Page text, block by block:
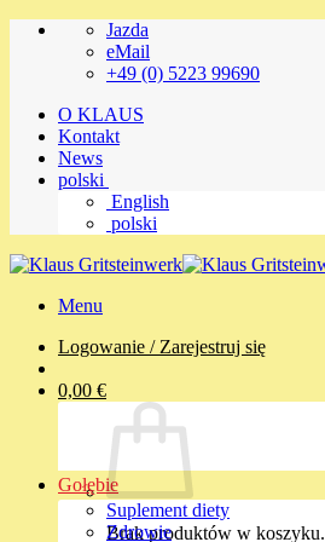
Przewiń
zawartości
Jazda
eMail
+49 (0) 5223 99690
O KLAUS
Kontakt
News
polski
English
polski
Menu
Logowanie / Zarejestruj się
0,00 €
Brak produktów w koszyku.
Gołębie
Suplement diety
Zdrowie